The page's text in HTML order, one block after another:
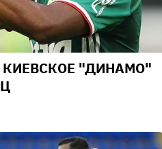
"ДИНАМО"